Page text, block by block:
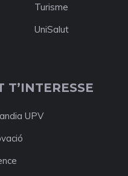
Turisme
UniSalut
UPV